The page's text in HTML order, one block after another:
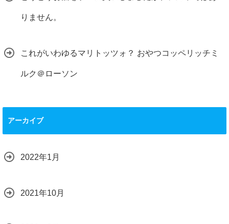
りません。
これがいわゆるマリトッツォ？ おやつコッペリッチミ
ルク＠ローソン
アーカイブ
2022年1月
2021年10月